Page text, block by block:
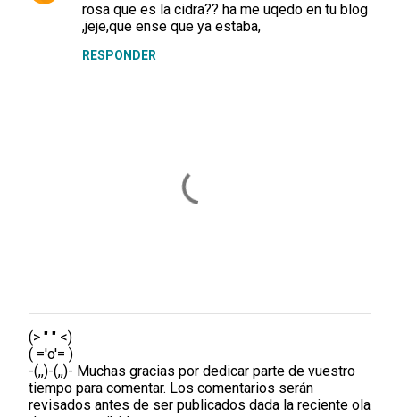
rosa que es la cidra?? ha me uqedo en tu blog
,jeje,que ense que ya estaba,
RESPONDER
P
u
b
l
i
(> " " <)
( ='o'= )
-(,,)-(,,)- Muchas gracias por dedicar parte de vuestro
tiempo para comentar. Los comentarios serán
revisados antes de ser publicados dada la reciente ola